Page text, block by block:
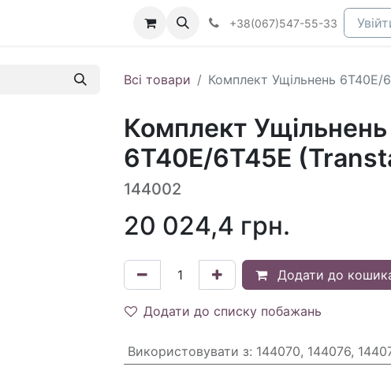
+38(067)547-55-33
Всі товари Комплект Ущільнень 6T40E/
Комплект Ущільнень
6T40E/6T45E
144002
20 024,4 грн.
Додати до
Додати до списку побажань
Використовувати з: 144070, 144076,